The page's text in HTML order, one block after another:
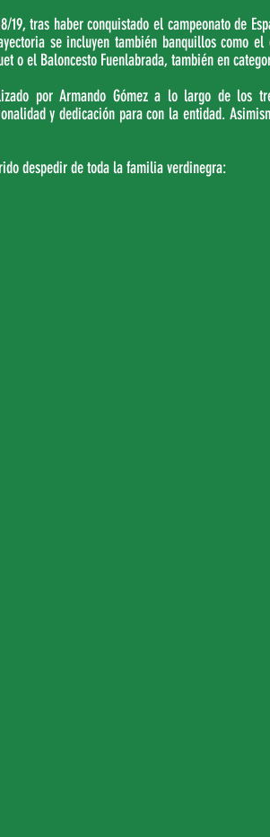
tras haber conquistado el campeonato de
se incluyen también banquillos como
o el Baloncesto Fuenlabrada, también en
por Armando Gómez a lo largo de los
y dedicación para con la entidad.
despedir de toda la familia verdinegra: